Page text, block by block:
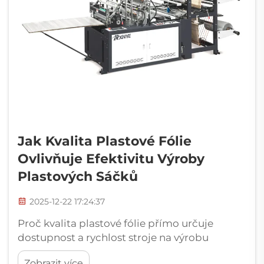
Jak Kvalita Plastové Fólie
Ovlivňuje Efektivitu Výroby
Plastových Sáčků
2025-12-22 17:24:37
Proč kvalita plastové fólie přímo určuje
dostupnost a rychlost stroje na výrobu
plastových sáčků. Jak nestabilní index toku